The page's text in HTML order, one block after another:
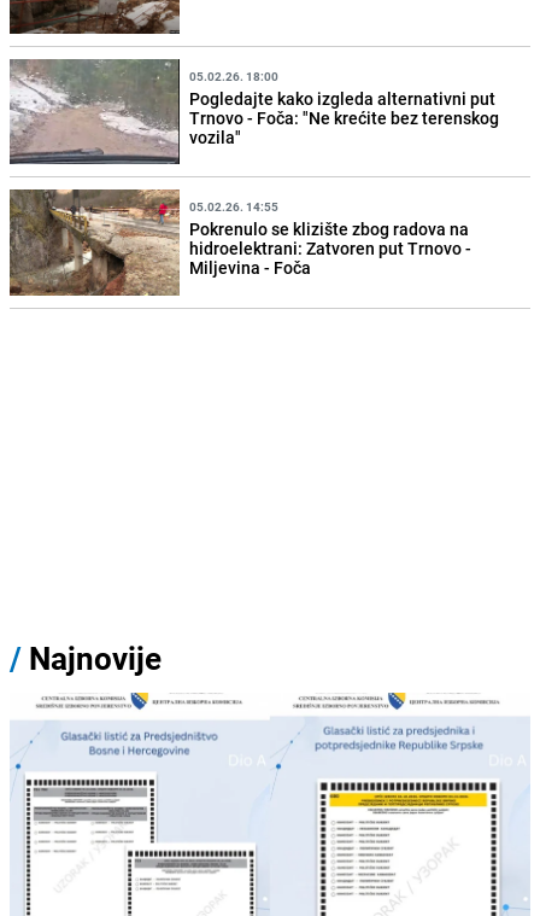
05.02.26. 18:00
Pogledajte kako izgleda alternativni put
Trnovo - Foča: "Ne krećite bez terenskog
vozila"
05.02.26. 14:55
Pokrenulo se klizište zbog radova na
hidroelektrani: Zatvoren put Trnovo -
Miljevina - Foča
/ Najnovije